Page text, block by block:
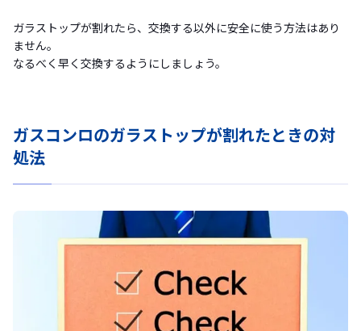
ガラストップが割れたら、交換する以外に安全に使う方法はあり
ません。
なるべく早く交換するようにしましょう。
ガスコンロのガラストップが割れたときの対
処法